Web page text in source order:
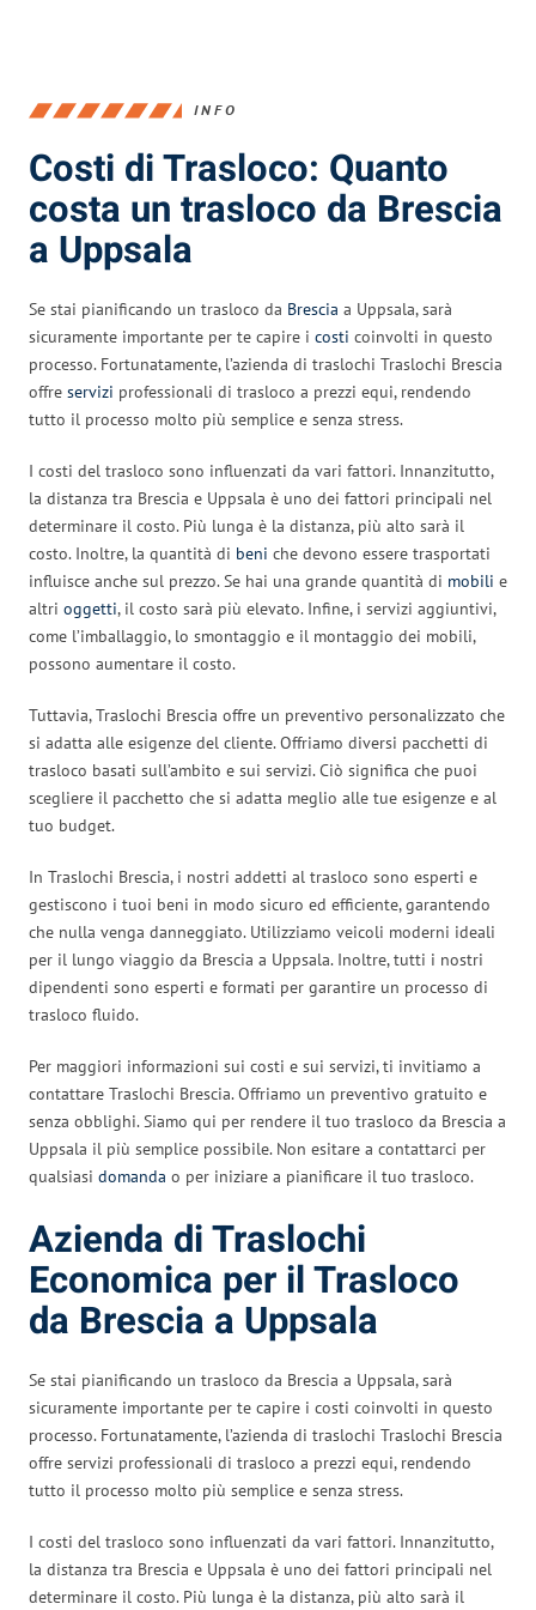
INFO
Costi di Trasloco: Quanto
costa un trasloco da Brescia
a Uppsala
Se stai pianificando un trasloco da Brescia a Uppsala, sarà
sicuramente importante per te capire i costi coinvolti in questo
processo. Fortunatamente, l’azienda di traslochi Traslochi Brescia
offre servizi professionali di trasloco a prezzi equi, rendendo
tutto il processo molto più semplice e senza stress.
I costi del trasloco sono influenzati da vari fattori. Innanzitutto,
la distanza tra Brescia e Uppsala è uno dei fattori principali nel
determinare il costo. Più lunga è la distanza, più alto sarà il
costo. Inoltre, la quantità di beni che devono essere trasportati
influisce anche sul prezzo. Se hai una grande quantità di mobili e
altri oggetti, il costo sarà più elevato. Infine, i servizi aggiuntivi,
come l’imballaggio, lo smontaggio e il montaggio dei mobili,
possono aumentare il costo.
Tuttavia, Traslochi Brescia offre un preventivo personalizzato che
si adatta alle esigenze del cliente. Offriamo diversi pacchetti di
trasloco basati sull’ambito e sui servizi. Ciò significa che puoi
scegliere il pacchetto che si adatta meglio alle tue esigenze e al
tuo budget.
In Traslochi Brescia, i nostri addetti al trasloco sono esperti e
gestiscono i tuoi beni in modo sicuro ed efficiente, garantendo
che nulla venga danneggiato. Utilizziamo veicoli moderni ideali
per il lungo viaggio da Brescia a Uppsala. Inoltre, tutti i nostri
dipendenti sono esperti e formati per garantire un processo di
trasloco fluido.
Per maggiori informazioni sui costi e sui servizi, ti invitiamo a
contattare Traslochi Brescia. Offriamo un preventivo gratuito e
senza obblighi. Siamo qui per rendere il tuo trasloco da Brescia a
Uppsala il più semplice possibile. Non esitare a contattarci per
qualsiasi domanda o per iniziare a pianificare il tuo trasloco.
Azienda di Traslochi
Economica per il Trasloco
da Brescia a Uppsala
Se stai pianificando un trasloco da Brescia a Uppsala, sarà
sicuramente importante per te capire i costi coinvolti in questo
processo. Fortunatamente, l’azienda di traslochi Traslochi Brescia
offre servizi professionali di trasloco a prezzi equi, rendendo
tutto il processo molto più semplice e senza stress.
I costi del trasloco sono influenzati da vari fattori. Innanzitutto,
la distanza tra Brescia e Uppsala è uno dei fattori principali nel
determinare il costo. Più lunga è la distanza, più alto sarà il